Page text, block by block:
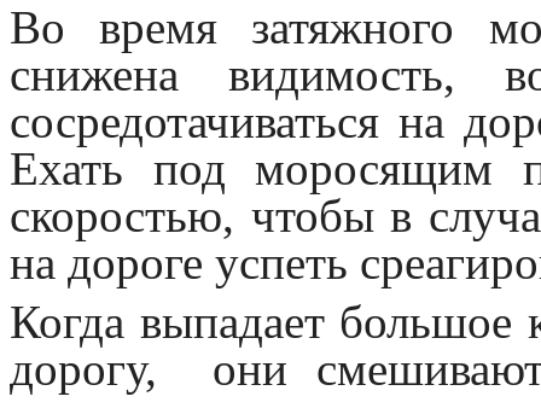
Во время затяжного
снижена видимость,
сосредотачиваться на
Ехать под моросящим
скоростью, чтобы в
на дороге успеть
Когда выпадает большое
дорогу, они